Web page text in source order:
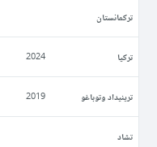
تركمانستان
تركيا 2024
ترينيداد وتوباغو 2019
تشاد